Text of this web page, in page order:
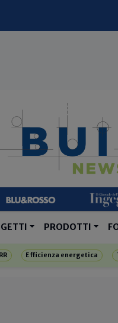
PRODOTTI
Efficienza energetica